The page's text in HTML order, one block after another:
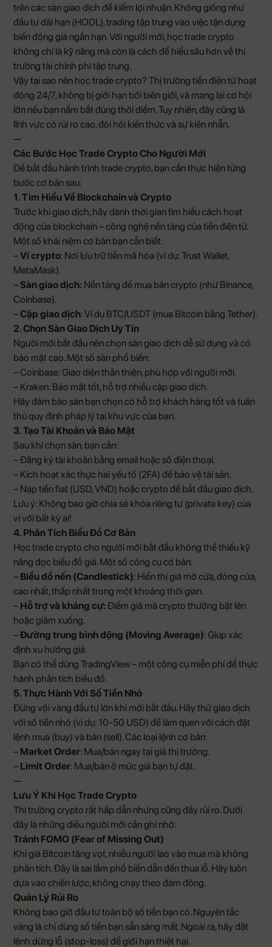
trên các sàn giao dịch để kiếm lợi nhuận. Không giống như
đầu tư dài hạn (HODL), trading tập trung vào việc tận dụng
biến động giá ngắn hạn. Với người mới, học trade crypto
không chỉ là kỹ năng mà còn là cách để hiểu sâu hơn về thị
trường tài chính phi tập trung.
Vậy tại sao nên học trade crypto? Thị trường tiền điện tử hoạt
động 24/7, không bị giới hạn bởi biên giới, và mang lại cơ hội
lớn nếu bạn nắm bắt đúng thời điểm. Tuy nhiên, đây cũng là
lĩnh vực có rủi ro cao, đòi hỏi kiến thức và sự kiên nhẫn.
—
Các Bước Học Trade Crypto Cho Người Mới
Để bắt đầu hành trình trade crypto, bạn cần thực hiện từng
bước cơ bản sau:
1. Tìm Hiểu Về Blockchain và Crypto
Trước khi giao dịch, hãy dành thời gian tìm hiểu cách hoạt
động của blockchain – công nghệ nền tảng của tiền điện tử.
Một số khái niệm cơ bản bạn cần biết:
–Ví crypto: Nơi lưu trữ tiền mã hóa (ví dụ: Trust Wallet,
MetaMask).
–Sàn giao dịch: Nền tảng để mua bán crypto (như Binance,
Coinbase).
–Cặp giao dịch: Ví dụ BTC/USDT (mua Bitcoin bằng Tether).
2. Chọn Sàn Giao Dịch Uy Tín
Người mới bắt đầu nên chọn sàn giao dịch dễ sử dụng và có
bảo mật cao. Một số sàn phổ biến:
– Coinbase: Giao diện thân thiện, phù hợp với người mới.
– Kraken: Bảo mật tốt, hỗ trợ nhiều cặp giao dịch.
Hãy đảm bảo sàn bạn chọn có hỗ trợ khách hàng tốt và tuân
thủ quy định pháp lý tại khu vực của bạn.
3. Tạo Tài Khoản và Bảo Mật
Sau khi chọn sàn, bạn cần:
– Đăng ký tài khoản bằng email hoặc số điện thoại.
– Kích hoạt xác thực hai yếu tố (2FA) để bảo vệ tài sản.
– Nạp tiền fiat (USD, VND) hoặc crypto để bắt đầu giao dịch.
Lưu ý: Không bao giờ chia sẻ khóa riêng tư (private key) của
ví với bất kỳ ai!
4. Phân Tích Biểu Đồ Cơ Bản
Học trade crypto cho người mới bắt đầu không thể thiếu kỹ
năng đọc biểu đồ giá. Một số công cụ cơ bản:
– Biểu đồ nến (Candlestick): Hiển thị giá mở cửa, đóng cửa,
cao nhất, thấp nhất trong một khoảng thời gian.
– Hỗ trợ và kháng cự:Điểm giá mà crypto thường bật lên
hoặc giảm xuống.
–Đường trung bình động (Moving Average): Giúp xác
định xu hướng giá.
Bạn có thể dùng TradingView – một công cụ miễn phí để thực
hành phân tích biểu đồ.
5. Thực Hành Với Số Tiền Nhỏ
Đừng vội vàng đầu tư lớn khi mới bắt đầu. Hãy thử giao dịch
với số tiền nhỏ (ví dụ: 10-50 USD) để làm quen với cách đặt
lệnh mua (buy) và bán (sell). Các loại lệnh cơ bản:
– Market Order: Mua/bán ngay tại giá thị trường.
– Limit Order: Mua/bán ở mức giá bạn tự đặt.
—
Lưu Ý Khi Học Trade Crypto
Thị trường crypto rất hấp dẫn nhưng cũng đầy rủi ro. Dưới
đây là những điều người mới cần ghi nhớ:
Tránh FOMO (Fear of Missing Out)
Khi giá Bitcoin tăng vọt, nhiều người lao vào mua mà không
phân tích. Đây là sai lầm phổ biến dẫn đến thua lỗ. Hãy luôn
dựa vào chiến lược, không chạy theo đám đông.
Quản Lý Rủi Ro
Không bao giờ đầu tư toàn bộ số tiền bạn có. Nguyên tắc
vàng là chỉ dùng số tiền bạn sẵn sàng mất. Ngoài ra, hãy đặt
lệnh dừng lỗ (stop-loss) để giới hạn thiệt hại.